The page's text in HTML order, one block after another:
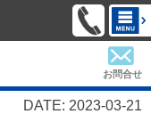
お問合せ
DATE: 2023-03-21